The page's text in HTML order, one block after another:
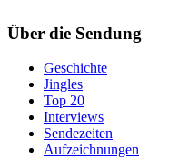
Über die Sendung
Geschichte
Jingles
Top 20
Interviews
Sendezeiten
Aufzeichnungen